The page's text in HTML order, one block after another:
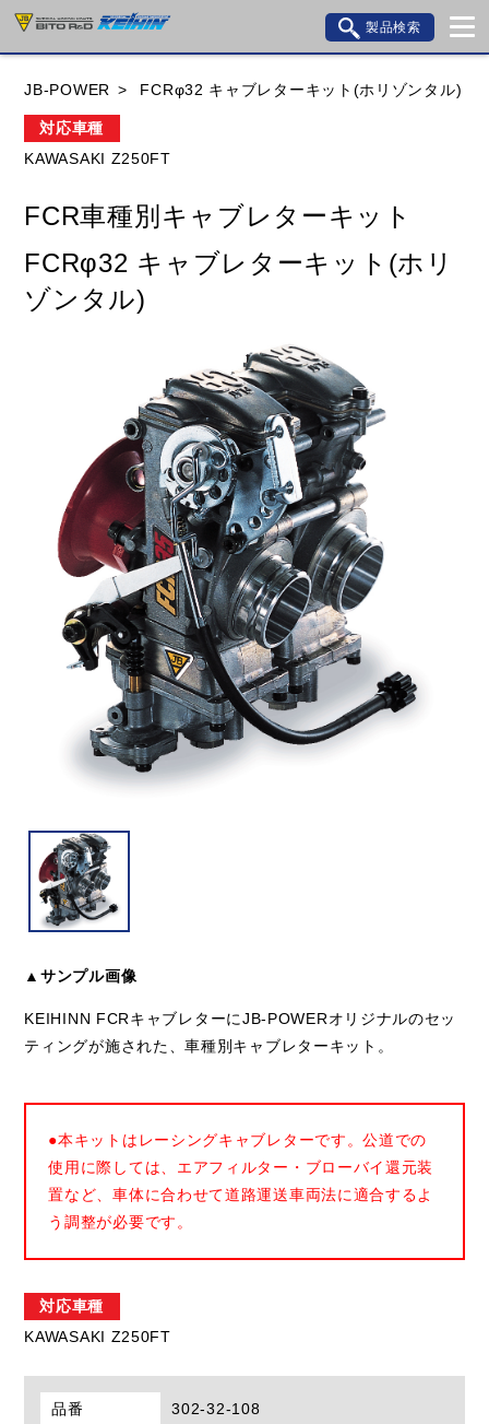
製品検索
HUSQVANA
閉じる
JB-POWER FCRφ32 キャブレターキット(ホリゾンタル)
対応車種
KAWASAKI Z250FT
FCR車種別キャブレターキット
FCRφ32 キャブレターキット(ホリ
ゾンタル)
▲サンプル画像
KEIHINN FCRキャブレターにJB-POWERオリジナルのセッ
ティングが施された、車種別キャブレターキット。
●本キットはレーシングキャブレターです。公道での
使用に際しては、エアフィルター・ブローバイ還元装
置など、車体に合わせて道路運送車両法に適合するよ
う調整が必要です。
対応車種
KAWASAKI Z250FT
品番
302-32-108